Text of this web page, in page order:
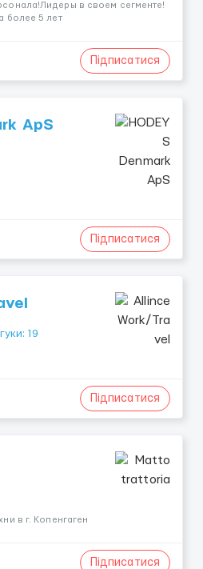
в своем сегменте!
более 5 лет
Підписатися
ApS
Підписатися
19
Підписатися
в г. Копенгаген
Підписатися